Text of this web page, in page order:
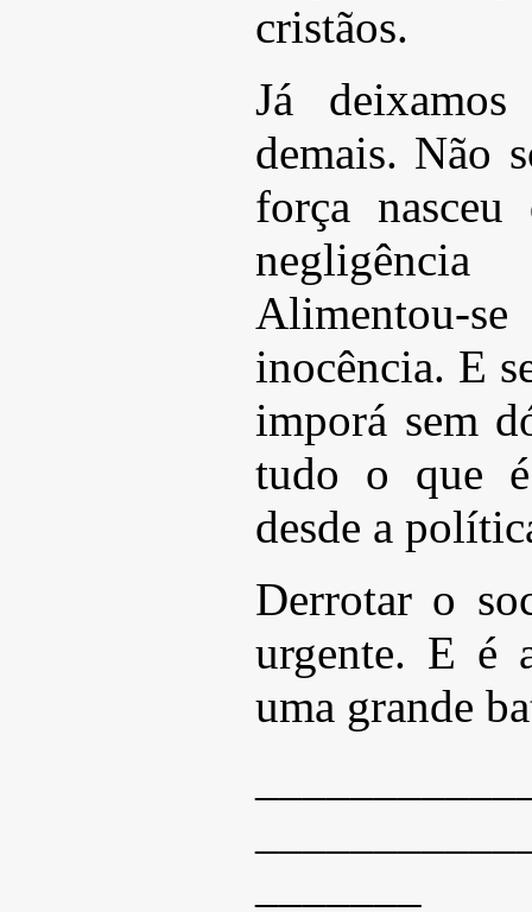
cristãos.
Já
demais. Não
força
Alimentou-
inocência. E
imporá sem
tudo o que
desde a
Derrotar o
urgente. E é
uma grande